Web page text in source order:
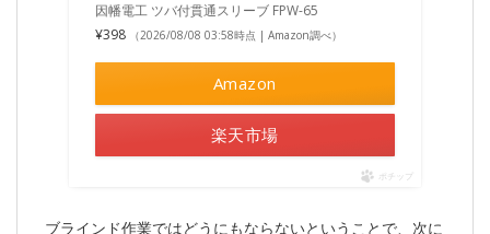
因幡電工 ツバ付貫通スリーブ FPW-65
¥398
（2026/08/08 03:58時点 | Amazon調べ）
Amazon
楽天市場
ポチップ
ブラインド作業ではどうにもならないということで、次に